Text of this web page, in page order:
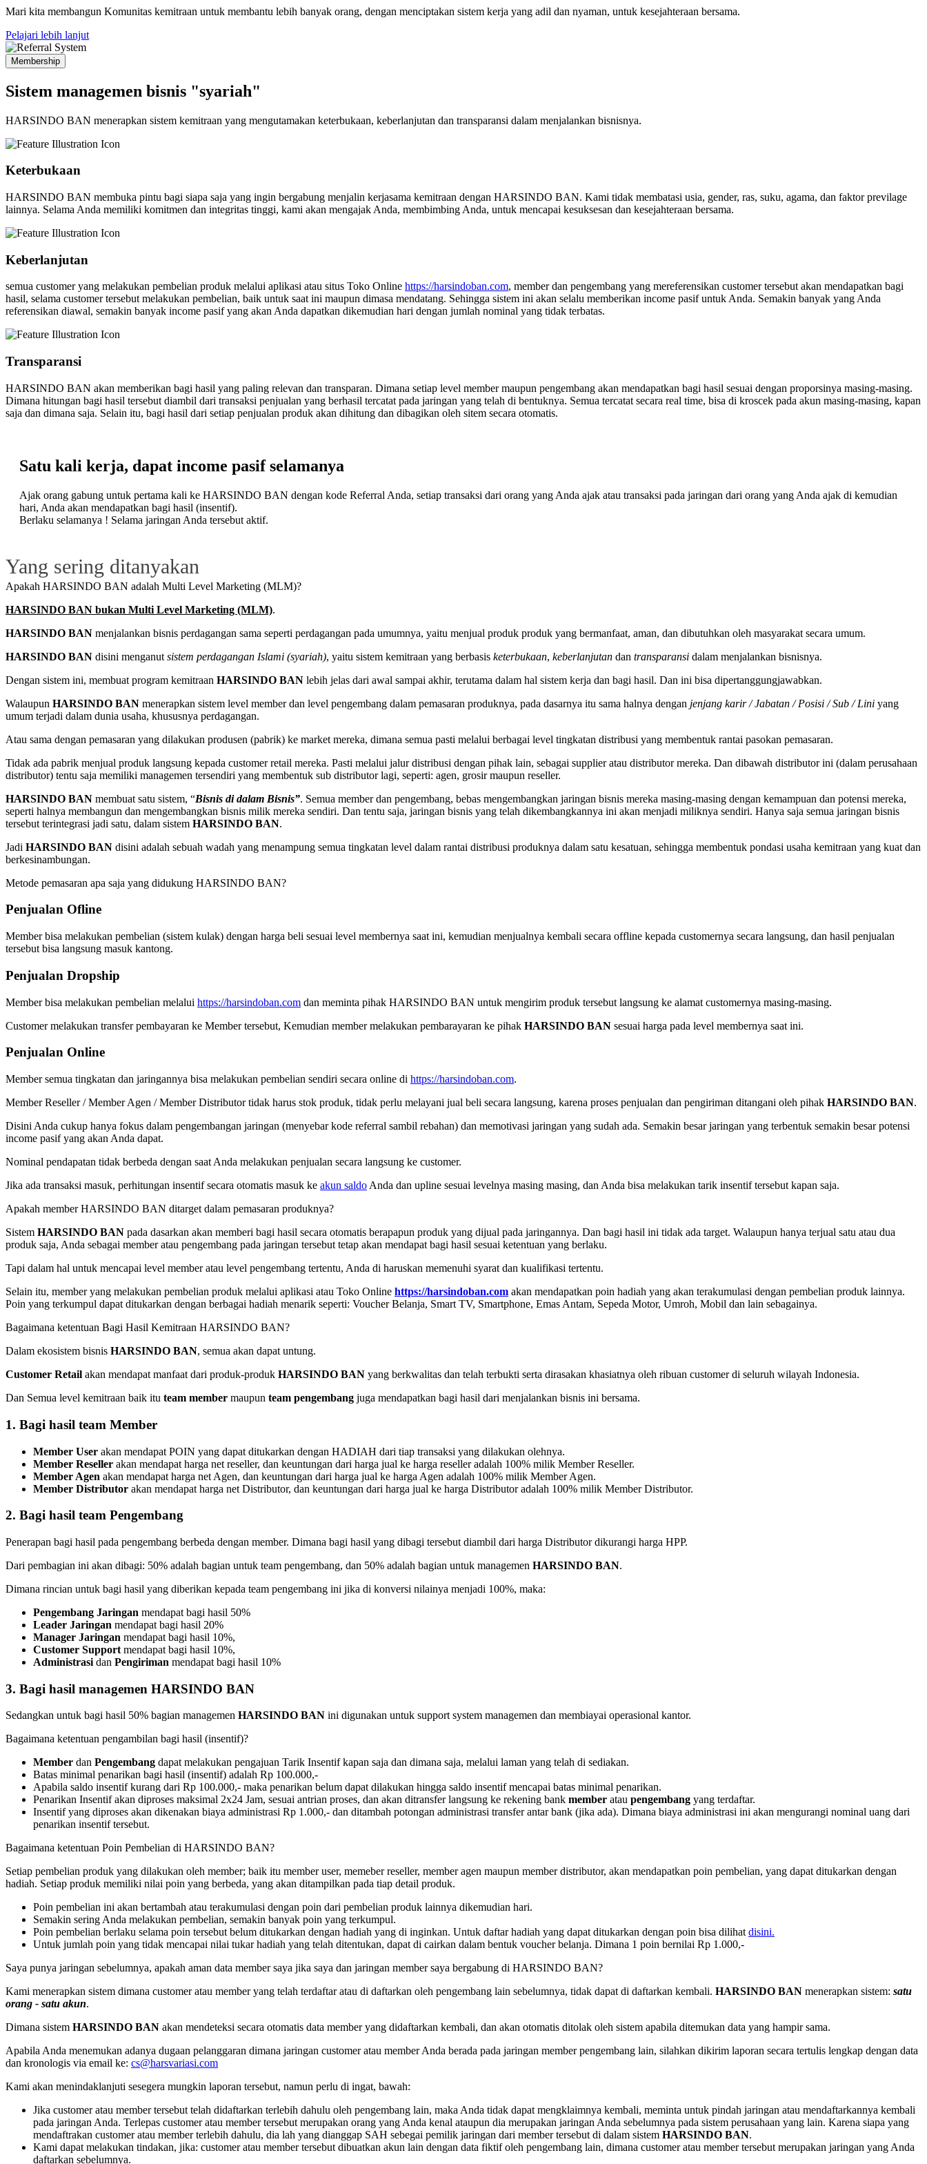
Mari kita membangun Komunitas kemitraan untuk membantu lebih banyak orang, dengan menciptakan sistem kerja yang adil dan nyaman, untuk kesejahteraan bersama.
Pelajari lebih lanjut
Membership
Sistem managemen bisnis "syariah"
HARSINDO BAN menerapkan sistem kemitraan yang mengutamakan keterbukaan, keberlanjutan dan transparansi dalam menjalankan bisnisnya.
Keterbukaan
HARSINDO BAN membuka pintu bagi siapa saja yang ingin bergabung menjalin kerjasama kemitraan dengan HARSINDO BAN. Kami tidak membatasi usia, gender, ras, suku, agama, dan faktor previlage
lainnya. Selama Anda memiliki komitmen dan integritas tinggi, kami akan mengajak Anda, membimbing Anda, untuk mencapai kesuksesan dan kesejahteraan bersama.
Keberlanjutan
semua customer yang melakukan pembelian produk melalui aplikasi atau situs Toko Online https://harsindoban.com, member dan pengembang yang mereferensikan customer tersebut akan mendapatkan bagi
hasil, selama customer tersebut melakukan pembelian, baik untuk saat ini maupun dimasa mendatang. Sehingga sistem ini akan selalu memberikan income pasif untuk Anda. Semakin banyak yang Anda
referensikan diawal, semakin banyak income pasif yang akan Anda dapatkan dikemudian hari dengan jumlah nominal yang tidak terbatas.
Transparansi
HARSINDO BAN akan memberikan bagi hasil yang paling relevan dan transparan. Dimana setiap level member maupun pengembang akan mendapatkan bagi hasil sesuai dengan proporsinya masing-masing.
Dimana hitungan bagi hasil tersebut diambil dari transaksi penjualan yang berhasil tercatat pada jaringan yang telah di bentuknya. Semua tercatat secara real time, bisa di kroscek pada akun masing-masing, kapan
saja dan dimana saja. Selain itu, bagi hasil dari setiap penjualan produk akan dihitung dan dibagikan oleh sitem secara otomatis.
Satu kali kerja, dapat income pasif selamanya
Ajak orang gabung untuk pertama kali ke HARSINDO BAN dengan kode Referral Anda, setiap transaksi dari orang yang Anda ajak atau transaksi pada jaringan dari orang yang Anda ajak di kemudian
hari, Anda akan mendapatkan bagi hasil (insentif).
Berlaku selamanya ! Selama jaringan Anda tersebut aktif.
Yang sering ditanyakan
Apakah HARSINDO BAN adalah Multi Level Marketing (MLM)?
HARSINDO BAN bukan Multi Level Marketing (MLM).
HARSINDO BAN menjalankan bisnis perdagangan sama seperti perdagangan pada umumnya, yaitu menjual produk produk yang bermanfaat, aman, dan dibutuhkan oleh masyarakat secara umum.
HARSINDO BAN disini menganut sistem perdagangan Islami (syariah), yaitu sistem kemitraan yang berbasis keterbukaan, keberlanjutan dan transparansi dalam menjalankan bisnisnya.
Dengan sistem ini, membuat program kemitraan HARSINDO BAN lebih jelas dari awal sampai akhir, terutama dalam hal sistem kerja dan bagi hasil. Dan ini bisa dipertanggungjawabkan.
Walaupun HARSINDO BAN menerapkan sistem level member dan level pengembang dalam pemasaran produknya, pada dasarnya itu sama halnya dengan jenjang karir / Jabatan / Posisi / Sub / Lini yang
umum terjadi dalam dunia usaha, khususnya perdagangan.
Atau sama dengan pemasaran yang dilakukan produsen (pabrik) ke market mereka, dimana semua pasti melalui berbagai level tingkatan distribusi yang membentuk rantai pasokan pemasaran.
Tidak ada pabrik menjual produk langsung kepada customer retail mereka. Pasti melalui jalur distribusi dengan pihak lain, sebagai supplier atau distributor mereka. Dan dibawah distributor ini (dalam perusahaan
distributor) tentu saja memiliki managemen tersendiri yang membentuk sub distributor lagi, seperti: agen, grosir maupun reseller.
HARSINDO BAN membuat satu sistem, “Bisnis di dalam Bisnis”. Semua member dan pengembang, bebas mengembangkan jaringan bisnis mereka masing-masing dengan kemampuan dan potensi mereka,
seperti halnya membangun dan mengembangkan bisnis milik mereka sendiri. Dan tentu saja, jaringan bisnis yang telah dikembangkannya ini akan menjadi miliknya sendiri. Hanya saja semua jaringan bisnis
tersebut terintegrasi jadi satu, dalam sistem HARSINDO BAN.
Jadi HARSINDO BAN disini adalah sebuah wadah yang menampung semua tingkatan level dalam rantai distribusi produknya dalam satu kesatuan, sehingga membentuk pondasi usaha kemitraan yang kuat dan
berkesinambungan.
Metode pemasaran apa saja yang didukung HARSINDO BAN?
Penjualan Ofline
Member bisa melakukan pembelian (sistem kulak) dengan harga beli sesuai level membernya saat ini, kemudian menjualnya kembali secara offline kepada customernya secara langsung, dan hasil penjualan
tersebut bisa langsung masuk kantong.
Penjualan Dropship
Member bisa melakukan pembelian melalui https://harsindoban.com dan meminta pihak HARSINDO BAN untuk mengirim produk tersebut langsung ke alamat customernya masing-masing.
Customer melakukan transfer pembayaran ke Member tersebut, Kemudian member melakukan pembarayaran ke pihak HARSINDO BAN sesuai harga pada level membernya saat ini.
Penjualan Online
Member semua tingkatan dan jaringannya bisa melakukan pembelian sendiri secara online di https://harsindoban.com.
Member Reseller / Member Agen / Member Distributor tidak harus stok produk, tidak perlu melayani jual beli secara langsung, karena proses penjualan dan pengiriman ditangani oleh pihak HARSINDO BAN.
Disini Anda cukup hanya fokus dalam pengembangan jaringan (menyebar kode referral sambil rebahan) dan memotivasi jaringan yang sudah ada. Semakin besar jaringan yang terbentuk semakin besar potensi
income pasif yang akan Anda dapat.
Nominal pendapatan tidak berbeda dengan saat Anda melakukan penjualan secara langsung ke customer.
Jika ada transaksi masuk, perhitungan insentif secara otomatis masuk ke akun saldo Anda dan upline sesuai levelnya masing masing, dan Anda bisa melakukan tarik insentif tersebut kapan saja.
Apakah member HARSINDO BAN ditarget dalam pemasaran produknya?
Sistem HARSINDO BAN pada dasarkan akan memberi bagi hasil secara otomatis berapapun produk yang dijual pada jaringannya. Dan bagi hasil ini tidak ada target. Walaupun hanya terjual satu atau dua
produk saja, Anda sebagai member atau pengembang pada jaringan tersebut tetap akan mendapat bagi hasil sesuai ketentuan yang berlaku.
Tapi dalam hal untuk mencapai level member atau level pengembang tertentu, Anda di haruskan memenuhi syarat dan kualifikasi tertentu.
Selain itu, member yang melakukan pembelian produk melalui aplikasi atau Toko Online https://harsindoban.com akan mendapatkan poin hadiah yang akan terakumulasi dengan pembelian produk lainnya.
Poin yang terkumpul dapat ditukarkan dengan berbagai hadiah menarik seperti: Voucher Belanja, Smart TV, Smartphone, Emas Antam, Sepeda Motor, Umroh, Mobil dan lain sebagainya.
Bagaimana ketentuan Bagi Hasil Kemitraan HARSINDO BAN?
Dalam ekosistem bisnis HARSINDO BAN, semua akan dapat untung.
Customer Retail akan mendapat manfaat dari produk-produk HARSINDO BAN yang berkwalitas dan telah terbukti serta dirasakan khasiatnya oleh ribuan customer di seluruh wilayah Indonesia.
Dan Semua level kemitraan baik itu team member maupun team pengembang juga mendapatkan bagi hasil dari menjalankan bisnis ini bersama.
1. Bagi hasil team Member
Member User akan mendapat POIN yang dapat ditukarkan dengan HADIAH dari tiap transaksi yang dilakukan olehnya.
Member Reseller akan mendapat harga net reseller, dan keuntungan dari harga jual ke harga reseller adalah 100% milik Member Reseller.
Member Agen akan mendapat harga net Agen, dan keuntungan dari harga jual ke harga Agen adalah 100% milik Member Agen.
Member Distributor akan mendapat harga net Distributor, dan keuntungan dari harga jual ke harga Distributor adalah 100% milik Member Distributor.
2. Bagi hasil team Pengembang
Penerapan bagi hasil pada pengembang berbeda dengan member. Dimana bagi hasil yang dibagi tersebut diambil dari harga Distributor dikurangi harga HPP.
Dari pembagian ini akan dibagi: 50% adalah bagian untuk team pengembang, dan 50% adalah bagian untuk managemen HARSINDO BAN.
Dimana rincian untuk bagi hasil yang diberikan kepada team pengembang ini jika di konversi nilainya menjadi 100%, maka:
Pengembang Jaringan mendapat bagi hasil 50%
Leader Jaringan mendapat bagi hasil 20%
Manager Jaringan mendapat bagi hasil 10%,
Customer Support mendapat bagi hasil 10%,
Administrasi dan Pengiriman mendapat bagi hasil 10%
3. Bagi hasil managemen HARSINDO BAN
Sedangkan untuk bagi hasil 50% bagian managemen HARSINDO BAN ini digunakan untuk support system managemen dan membiayai operasional kantor.
Bagaimana ketentuan pengambilan bagi hasil (insentif)?
Member dan Pengembang dapat melakukan pengajuan Tarik Insentif kapan saja dan dimana saja, melalui laman yang telah di sediakan.
Batas minimal penarikan bagi hasil (insentif) adalah Rp 100.000,-
Apabila saldo insentif kurang dari Rp 100.000,- maka penarikan belum dapat dilakukan hingga saldo insentif mencapai batas minimal penarikan.
Penarikan Insentif akan diproses maksimal 2x24 Jam, sesuai antrian proses, dan akan ditransfer langsung ke rekening bank member atau pengembang yang terdaftar.
Insentif yang diproses akan dikenakan biaya administrasi Rp 1.000,- dan ditambah potongan administrasi transfer antar bank (jika ada). Dimana biaya administrasi ini akan mengurangi nominal uang dari
penarikan insentif tersebut.
Bagaimana ketentuan Poin Pembelian di HARSINDO BAN?
Setiap pembelian produk yang dilakukan oleh member; baik itu member user, memeber reseller, member agen maupun member distributor, akan mendapatkan poin pembelian, yang dapat ditukarkan dengan
hadiah. Setiap produk memiliki nilai poin yang berbeda, yang akan ditampilkan pada tiap detail produk.
Poin pembelian ini akan bertambah atau terakumulasi dengan poin dari pembelian produk lainnya dikemudian hari.
Semakin sering Anda melakukan pembelian, semakin banyak poin yang terkumpul.
Poin pembelian berlaku selama poin tersebut belum ditukarkan dengan hadiah yang di inginkan. Untuk daftar hadiah yang dapat ditukarkan dengan poin bisa dilihat disini.
Untuk jumlah poin yang tidak mencapai nilai tukar hadiah yang telah ditentukan, dapat di cairkan dalam bentuk voucher belanja. Dimana 1 poin bernilai Rp 1.000,-
Saya punya jaringan sebelumnya, apakah aman data member saya jika saya dan jaringan member saya bergabung di HARSINDO BAN?
Kami menerapkan sistem dimana customer atau member yang telah terdaftar atau di daftarkan oleh pengembang lain sebelumnya, tidak dapat di daftarkan kembali. HARSINDO BAN menerapkan sistem: satu
orang - satu akun.
Dimana sistem HARSINDO BAN akan mendeteksi secara otomatis data member yang didaftarkan kembali, dan akan otomatis ditolak oleh sistem apabila ditemukan data yang hampir sama.
Apabila Anda menemukan adanya dugaan pelanggaran dimana jaringan customer atau member Anda berada pada jaringan member pengembang lain, silahkan dikirim laporan secara tertulis lengkap dengan data
dan kronologis via email ke: cs@harsvariasi.com
Kami akan menindaklanjuti sesegera mungkin laporan tersebut, namun perlu di ingat, bawah:
Jika customer atau member tersebut telah didaftarkan terlebih dahulu oleh pengembang lain, maka Anda tidak dapat mengklaimnya kembali, meminta untuk pindah jaringan atau mendaftarkannya kembali
pada jaringan Anda. Terlepas customer atau member tersebut merupakan orang yang Anda kenal ataupun dia merupakan jaringan Anda sebelumnya pada sistem perusahaan yang lain. Karena siapa yang
mendaftrakan customer atau member terlebih dahulu, dia lah yang dianggap SAH sebegai pemilik jaringan dari member tersebut di dalam sistem HARSINDO BAN.
Kami dapat melakukan tindakan, jika: customer atau member tersebut dibuatkan akun lain dengan data fiktif oleh pengembang lain, dimana customer atau member tersebut merupakan jaringan yang Anda
daftarkan sebelumnya.